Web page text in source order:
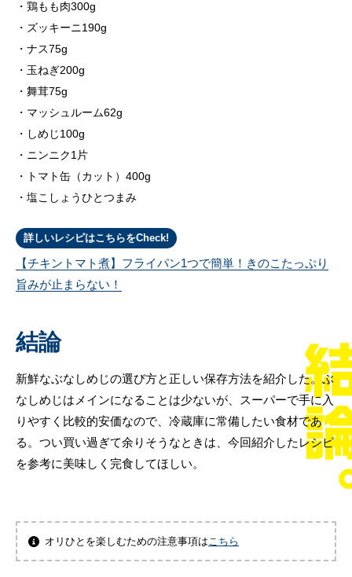
鶏もも肉300g
ズッキーニ190g
ナス75g
玉ねぎ200g
舞茸75g
マッシュルーム62g
しめじ100g
ニンニク1片
トマト缶（カット）400g
塩こしょうひとつまみ
詳しいレシピはこちらをCheck!
【チキントマト煮】フライパン1つで簡単！きのこたっぷり
旨みが止まらない！
結論
新鮮なぶなしめじの選び方と正しい保存方法を紹介した。ぶ
なしめじはメインになることは少ないが、スーパーで手に入
りやすく比較的安価なので、冷蔵庫に常備したい食材であ
る。つい買い過ぎて余りそうなときは、今回紹介したレシピ
を参考に美味しく完食してほしい。
オリひとを楽しむための注意事項は こちら